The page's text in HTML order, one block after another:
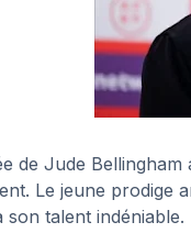
de Jude Bellingham
Le jeune prodige
son talent